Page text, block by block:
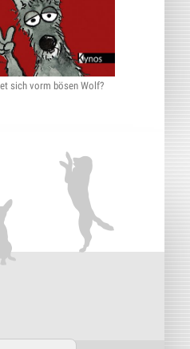
sich vorm bösen Wolf?